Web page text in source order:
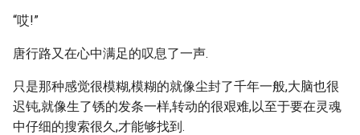
“哎!”
唐行路又在心中满足的叹息了一声.
只是那种感觉很模糊,模糊的就像尘封了千年一般,大脑也很
迟钝,就像生了锈的发条一样,转动的很艰难,以至于要在灵魂
中仔细的搜索很久,才能够找到.